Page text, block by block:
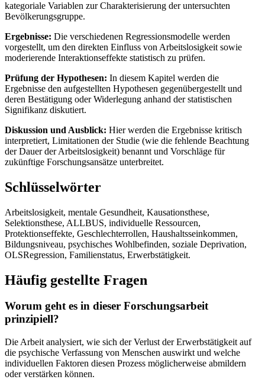
kategoriale Variablen zur Charakterisierung der untersuchten
Bevölkerungsgruppe.
Ergebnisse: Die verschiedenen Regressionsmodelle werden
vorgestellt, um den direkten Einfluss von Arbeitslosigkeit sowie
moderierende Interaktionseffekte statistisch zu prüfen.
Prüfung der Hypothesen: In diesem Kapitel werden die
Ergebnisse den aufgestellten Hypothesen gegenübergestellt und
deren Bestätigung oder Widerlegung anhand der statistischen
Signifikanz diskutiert.
Diskussion und Ausblick: Hier werden die Ergebnisse kritisch
interpretiert, Limitationen der Studie (wie die fehlende Beachtung
der Dauer der Arbeitslosigkeit) benannt und Vorschläge für
zukünftige Forschungsansätze unterbreitet.
Schlüsselwörter
Arbeitslosigkeit, mentale Gesundheit, Kausationsthese,
Selektionsthese, ALLBUS, individuelle Ressourcen,
Protektionseffekte, Geschlechterrollen, Haushaltsseinkommen,
Bildungsniveau, psychisches Wohlbefinden, soziale Deprivation,
OLSRegression, Familienstatus, Erwerbstätigkeit.
Häufig gestellte Fragen
Worum geht es in dieser Forschungsarbeit
prinzipiell?
Die Arbeit analysiert, wie sich der Verlust der Erwerbstätigkeit auf
die psychische Verfassung von Menschen auswirkt und welche
individuellen Faktoren diesen Prozess möglicherweise abmildern
oder verstärken können.